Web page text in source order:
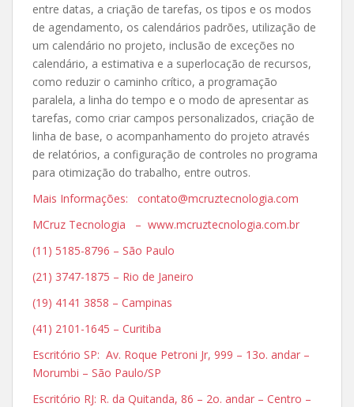
entre datas, a criação de tarefas, os tipos e os modos
de agendamento, os calendários padrões, utilização de
um calendário no projeto, inclusão de exceções no
calendário, a estimativa e a superlocação de recursos,
como reduzir o caminho crítico, a programação
paralela, a linha do tempo e o modo de apresentar as
tarefas, como criar campos personalizados, criação de
linha de base, o acompanhamento do projeto através
de relatórios, a configuração de controles no programa
para otimização do trabalho, entre outros.
Mais Informações: contato@mcruztecnologia.com
MCruz Tecnologia – www.mcruztecnologia.com.br
(11) 5185-8796 – São Paulo
(21) 3747-1875 – Rio de Janeiro
(19) 4141 3858 – Campinas
(41) 2101-1645 – Curitiba
Escritório SP: Av. Roque Petroni Jr, 999 – 13o. andar –
Morumbi – São Paulo/SP
Escritório RJ: R. da Quitanda, 86 – 2o. andar – Centro –